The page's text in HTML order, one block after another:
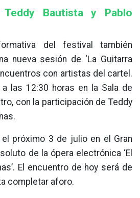
Bautista y Pablo
del festival también
nueva sesión de ‘La Guitarra
con artistas del cartel.
las 12:30 horas en la Sala de
con la participación de Teddy
próximo 3 de julio en el Gran
de la ópera electrónica ‘El
El encuentro de hoy será de
completar aforo.